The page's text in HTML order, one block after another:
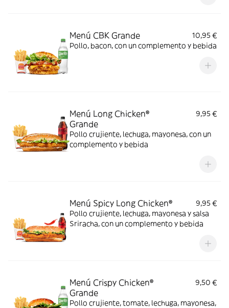
Menú CBK Grande
10,95 €
Pollo, bacon, con un complemento y bebida
Menú Long Chicken®
Grande
9,95 €
Pollo crujiente, lechuga, mayonesa, con un
complemento y bebida
Menú Spicy Long Chicken®
9,95 €
Pollo crujiente, lechuga, mayonesa y salsa
Sriracha, con un complemento y bebida
Menú Crispy Chicken®
Grande
9,50 €
Pollo crujiente, tomate, lechuga, mayonesa,